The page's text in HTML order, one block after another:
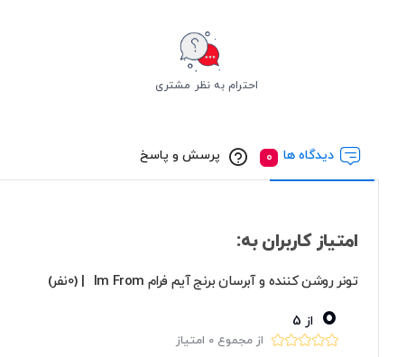
احترام به نظر مشتری
دیدگاه ها پرسش و پاسخ
امتیاز کاربران به:
تونر روشن کننده و آبرسان برنج آیم فرام Im From | (0نفر)
0 از 5
از مجموع 0 امتیاز